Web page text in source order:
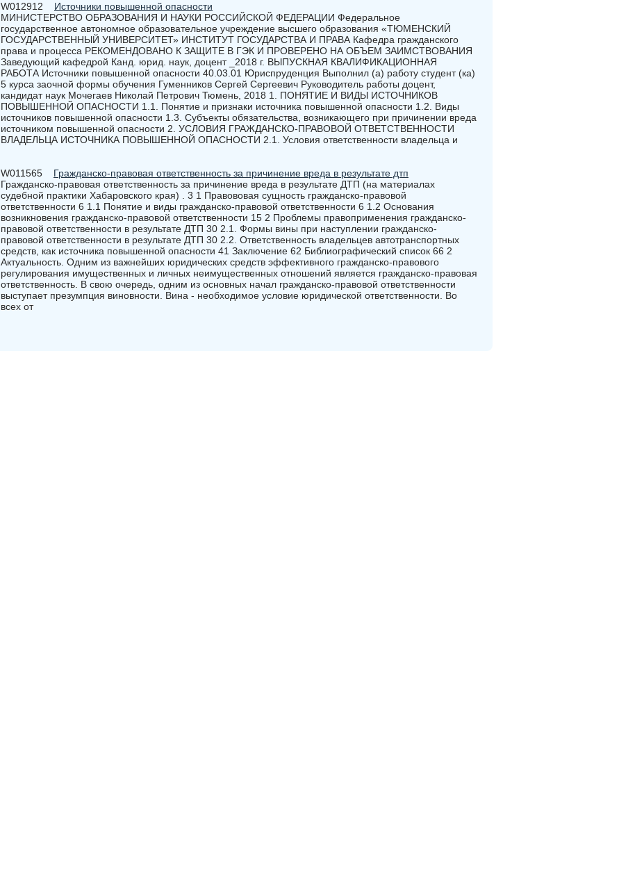
W012912 Источники повышенной опасности
МИНИСТЕРСТВО ОБРАЗОВАНИЯ И НАУКИ РОССИЙСКОЙ ФЕДЕРАЦИИ Федеральное
государственное автономное образовательное учреждение высшего образования «ТЮМЕНСКИЙ
ГОСУДАРСТВЕННЫЙ УНИВЕРСИТЕТ» ИНСТИТУТ ГОСУДАРСТВА И ПРАВА Кафедра гражданского
права и процесса РЕКОМЕНДОВАНО К ЗАЩИТЕ В ГЭК И ПРОВЕРЕНО НА ОБЪЕМ ЗАИМСТВОВАНИЯ
Заведующий кафедрой Канд. юрид. наук, доцент _2018 г. ВЫПУСКНАЯ КВАЛИФИКАЦИОННАЯ
РАБОТА Источники повышенной опасности 40.03.01 Юриспруденция Выполнил (а) работу студент (ка)
5 курса заочной формы обучения Гуменников Сергей Сергеевич Руководитель работы доцент,
кандидат наук Мочегаев Николай Петрович Тюмень, 2018 1. ПОНЯТИЕ И ВИДЫ ИСТОЧНИКОВ
ПОВЫШЕННОЙ ОПАСНОСТИ 1.1. Понятие и признаки источника повышенной опасности 1.2. Виды
источников повышенной опасности 1.3. Субъекты обязательства, возникающего при причинении вреда
источником повышенной опасности 2. УСЛОВИЯ ГРАЖДАНСКО-ПРАВОВОЙ ОТВЕТСТВЕННОСТИ
ВЛАДЕЛЬЦА ИСТОЧНИКА ПОВЫШЕННОЙ ОПАСНОСТИ 2.1. Условия ответственности владельца и
W011565 Гражданско-правовая ответственность за причинение вреда в результате дтп
Гражданско-правовая ответственность за причинение вреда в результате ДТП (на материалах
судебной практики Хабаровского края) . 3 1 Правововая сущность гражданско-правовой
ответственности 6 1.1 Понятие и виды гражданско-правовой ответственности 6 1.2 Основания
возникновения гражданско-правовой ответственности 15 2 Проблемы правоприменения гражданско-
правовой ответственности в результате ДТП 30 2.1. Формы вины при наступлении гражданско-
правовой ответственности в результате ДТП 30 2.2. Ответственность владельцев автотранспортных
средств, как источника повышенной опасности 41 Заключение 62 Библиографический список 66 2
Актуальность. Одним из важнейших юридических средств эффективного гражданско-правового
регулирования имущественных и личных неимущественных отношений является гражданско-правовая
ответственность. В свою очередь, одним из основных начал гражданско-правовой ответственности
выступает презумпция виновности. Вина - необходимое условие юридической ответственности. Во
всех от